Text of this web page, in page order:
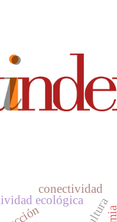
ecológica
conectividad